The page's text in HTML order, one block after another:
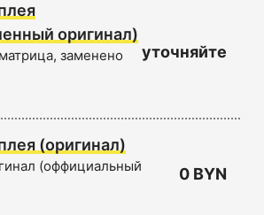
оригинал)
заменено
уточняйте
(оригинал)
(оффициальный
0 BYN